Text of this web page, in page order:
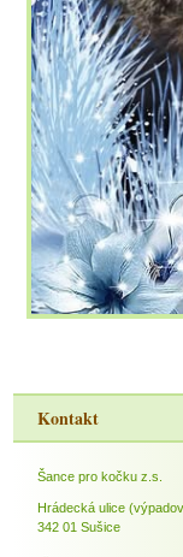
Kontakt
Šance pro kočku z.s.
Hrádecká ulice
342 01 Sušice